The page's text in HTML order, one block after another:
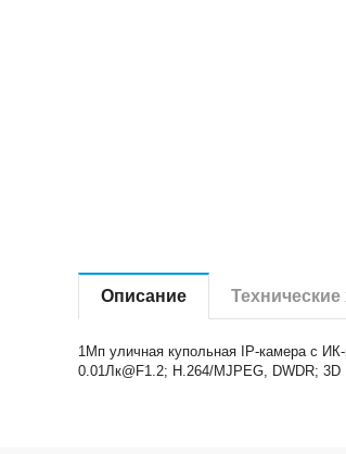
Описание Технические
1Мп уличная купольная IP-камера с
0.01Лк@F1.2; H.264/MJPEG, DWDR;